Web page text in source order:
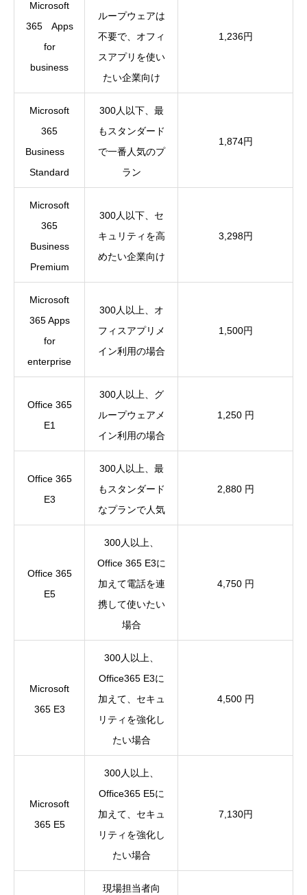
Microsoft
365 Apps
for
business
ループウェアは
不要で、オフィ
スアプリを使い
たい企業向け
1,236円
Microsoft
365
Business
Standard
300人以下、最
もスタンダード
で一番人気のプ
ラン
1,874円
Microsoft
365
Business
Premium
300人以下、セ
キュリティを高
めたい企業向け
3,298円
Microsoft
365 Apps
for
enterprise
300人以上、オ
フィスアプリメ
イン利用の場合
1,500円
Office 365
E1
300人以上、グ
ループウェアメ
イン利用の場合
1,250 円
Office 365
E3
300人以上、最
もスタンダード
なプランで人気
2,880 円
Office 365
E5
300人以上、
Office 365 E3に
加えて電話を連
携して使いたい
場合
4,750 円
Microsoft
365 E3
300人以上、
Office365 E3に
加えて、セキュ
リティを強化し
たい場合
4,500 円
Microsoft
365 E5
300人以上、
Office365 E5に
加えて、セキュ
リティを強化し
たい場合
7,130円
現場担当者向